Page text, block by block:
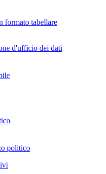
formato tabellare
d'ufficio dei dati
politico